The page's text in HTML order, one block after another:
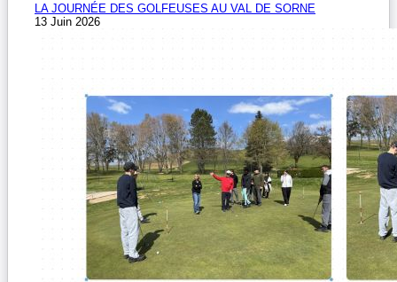
LA JOURNÉE DES GOLFEUSES AU VAL DE SORNE
13 Juin 2026